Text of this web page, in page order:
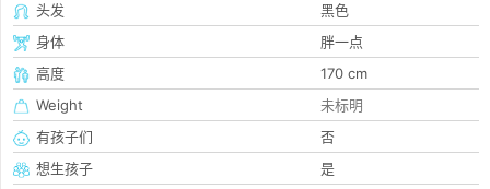
头发
黑色
身体
胖一点
高度
170 cm
Weight
未标明
有孩子们
否
想生孩子
是